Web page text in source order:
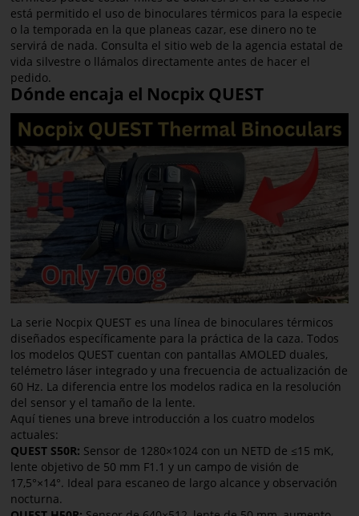
está permitido el uso de binoculares térmicos para la especie
o la temporada en la que planeas cazar, ese dinero no te
servirá de nada. Consulta el sitio web de la agencia estatal de
vida silvestre o llámalos directamente antes de hacer el
pedido.
Dónde encaja el Nocpix QUEST
La serie Nocpix QUEST es una línea de binoculares térmicos
diseñados específicamente para la práctica de la caza. Todos
los modelos QUEST cuentan con pantallas AMOLED duales,
telémetro láser integrado y una frecuencia de actualización de
60 Hz. La diferencia entre los modelos radica en la resolución
del sensor y el tamaño de la lente.
Aquí tienes una breve introducción a los cuatro modelos
actuales:
QUEST S50R: Sensor de 1280×1024 con un NETD de ≤15 mK,
lente objetivo de 50 mm F1.1 y un campo de visión de
17,5°×14°. Ideal para escaneo de largo alcance y observación
nocturna.